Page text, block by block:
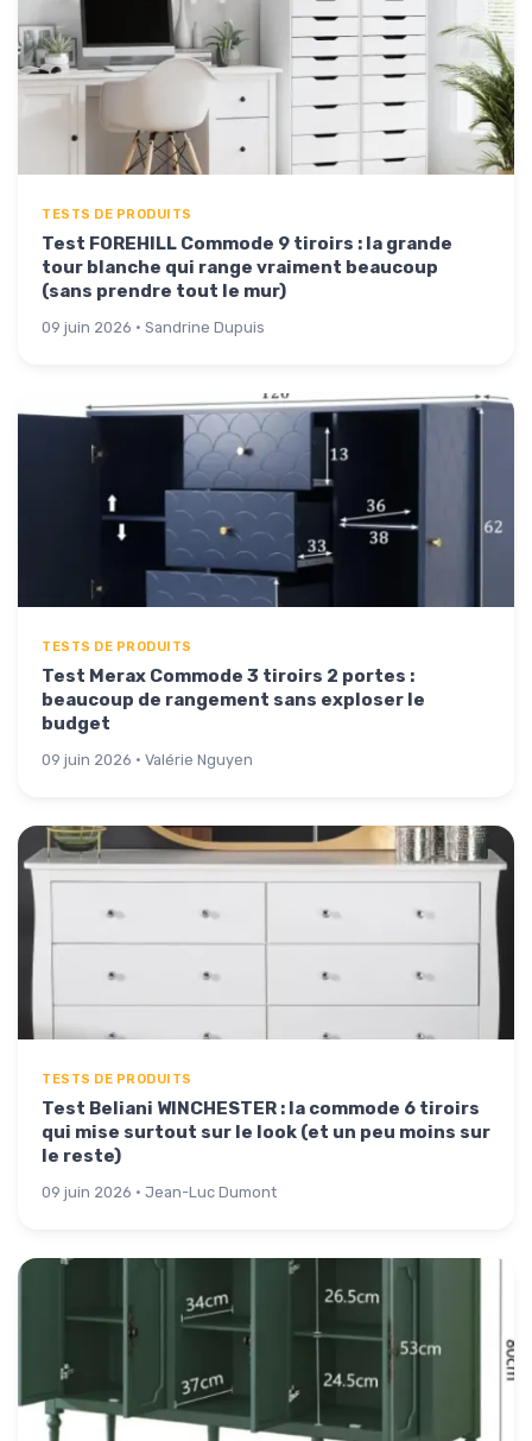
TESTS DE PRODUITS
Test FOREHILL Commode 9 tiroirs : la grande
tour blanche qui range vraiment beaucoup
(sans prendre tout le mur)
09 juin 2026 · Sandrine Dupuis
TESTS DE PRODUITS
Test Merax Commode 3 tiroirs 2 portes :
beaucoup de rangement sans exploser le
budget
09 juin 2026 · Valérie Nguyen
TESTS DE PRODUITS
Test Beliani WINCHESTER : la commode 6 tiroirs
qui mise surtout sur le look (et un peu moins sur
le reste)
09 juin 2026 · Jean-Luc Dumont